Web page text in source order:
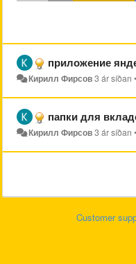
приложение
Кирилл Фирсов3 ár síðan
папки для
Кирилл Фирсов3 ár síðan
Customer